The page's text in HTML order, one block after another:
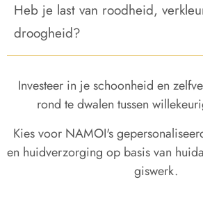
Heb je last van roodheid,
droogheid?
Investeer in je schoonheid en
rond te dwalen tussen
Kies voor NAMOI's
en huidverzorging op basis van
giswerk.